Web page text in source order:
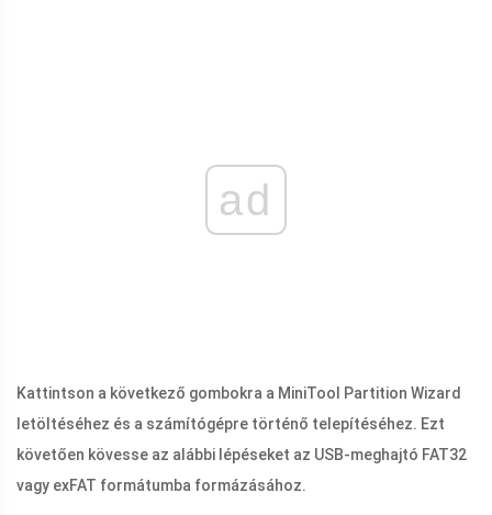
ad
Kattintson a következő gombokra a MiniTool Partition Wizard
letöltéséhez és a számítógépre történő telepítéséhez. Ezt
követően kövesse az alábbi lépéseket az USB-meghajtó FAT32
vagy exFAT formátumba formázásához.